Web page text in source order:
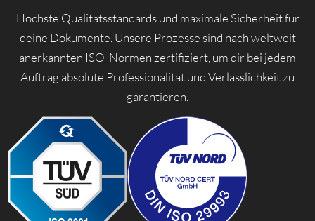
Höchste Qualitätsstandards und maximale Sicherheit für
deine Dokumente. Unsere Prozesse sind nach weltweit
anerkannten ISO-Normen zertifiziert, um dir bei jedem
Auftrag absolute Professionalität und Verlässlichkeit zu
garantieren.